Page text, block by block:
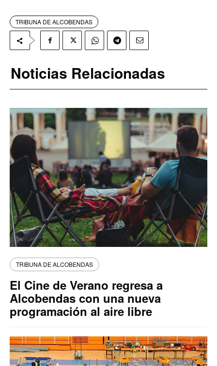
TRIBUNA DE ALCOBENDAS
Noticias Relacionadas
TRIBUNA DE ALCOBENDAS
El Cine de Verano regresa a
Alcobendas con una nueva
programación al aire libre